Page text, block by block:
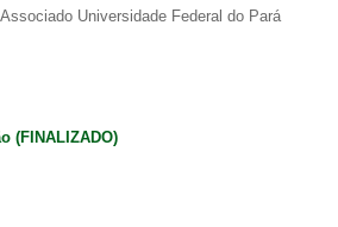
Universidade Federal do Pará
(FINALIZADO)